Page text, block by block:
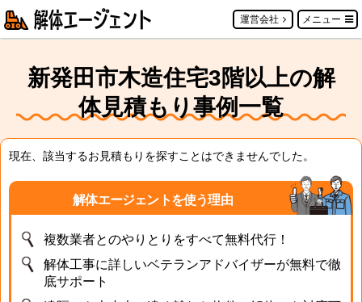
運営会社 メニュー
新発田市木造住宅3階以上の解
体見積もり事例一覧
現在、該当するお見積もりを探すことはできませんでした。
解体エージェントを使う理由
複数業者とのやりとりをすべて無料代行！
解体工事に詳しいベテランアドバイザーが無料で徹
底サポート